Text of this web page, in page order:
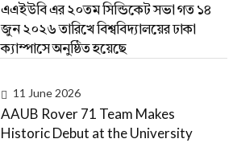
এএইউবি এর ২০তম সিন্ডিকেট সভা গত ১৪
জুন ২০২৬ তারিখে বিশ্ববিদ্যালয়ের ঢাকা
ক্যাম্পাসে অনুষ্ঠিত হয়েছে
11 June 2026
AAUB Rover 71 Team Makes
Historic Debut at the University